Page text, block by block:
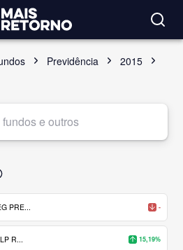
Previdência
2015
PRE... -
R... 15,19%